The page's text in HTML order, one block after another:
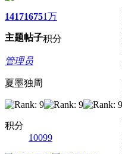
1417
主题
1675
帖子
1万
积分
管理员
夏墨独周
积分
10099